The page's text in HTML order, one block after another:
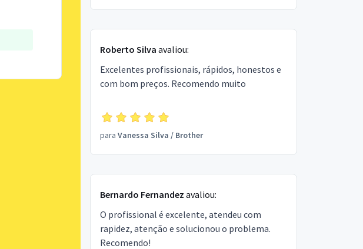
Roberto Silva avaliou:
Excelentes profissionais, rápidos, honestos e
com bom preços. Recomendo muito
para Vanessa Silva / Brother
Bernardo Fernandez avaliou:
O profissional é excelente, atendeu com
rapidez, atenção e solucionou o problema.
Recomendo!